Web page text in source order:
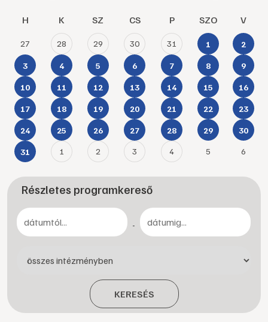
H K SZ CS P SZO V
27 28 29 30 31 1 2
3 4 5 6 7 8 9
10 11 12 13 14 15 16
17 18 19 20 21 22 23
24 25 26 27 28 29 30
31 1 2 3 4 5 6
Részletes programkereső
-
KERESÉS